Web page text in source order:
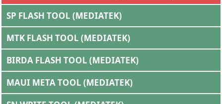
SP FLASH TOOL (MEDIATEK)
MTK FLASH TOOL (MEDIATEK)
BIRDA FLASH TOOL (MEDIATEK)
MAUI META TOOL (MEDIATEK)